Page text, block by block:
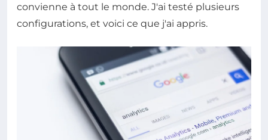
convienne à tout le monde. J'ai testé plusieurs
configurations, et voici ce que j'ai appris.